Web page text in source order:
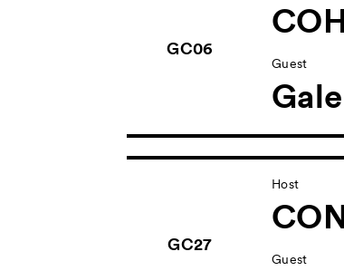
GC06
Guest
GC27
Host
Guest